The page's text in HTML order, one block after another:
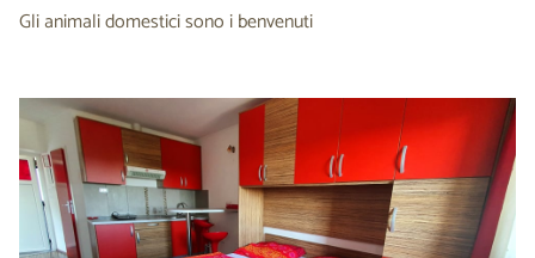
Gli animali domestici sono i benvenuti